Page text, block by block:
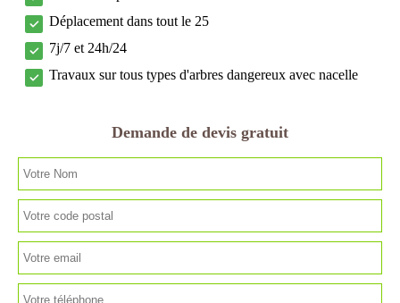
Déplacement dans tout le 25
7j/7 et 24h/24
Travaux sur tous types d'arbres dangereux avec nacelle
Demande de devis gratuit